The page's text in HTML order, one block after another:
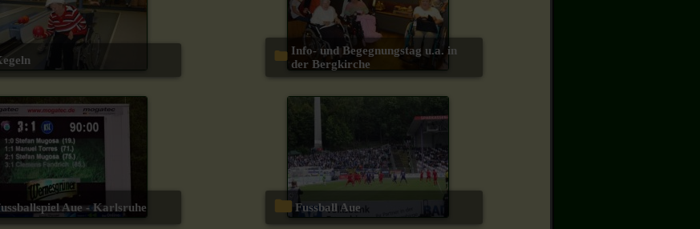
Kegeln
Info- und Begegnungstag u.a. in
der Bergkirche
Fussballspiel Aue - Karlsruhe Fussball Aue